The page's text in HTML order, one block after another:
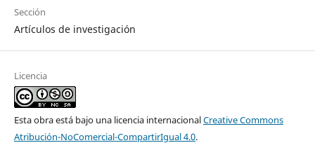
Sección
Artículos de investigación
Licencia
Esta obra está bajo una licencia internacionalCreative Commons
Atribución-NoComercial-CompartirIgual 4.0.